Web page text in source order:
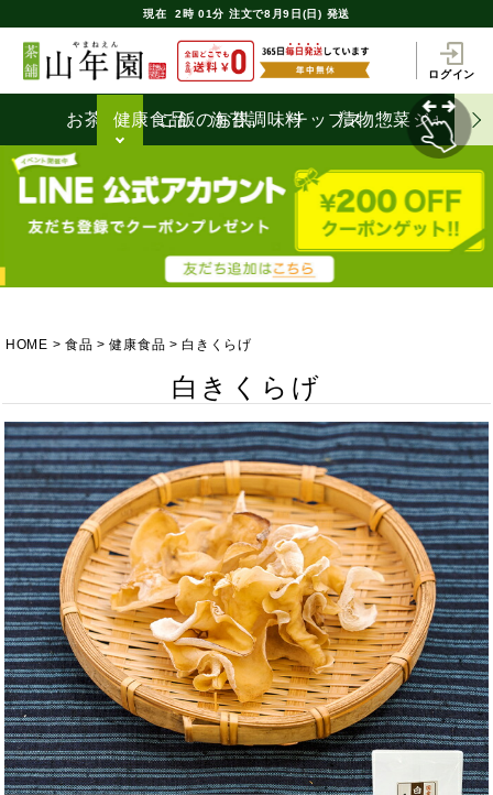
現在 2時 01分 注文で8月9日(日) 発送
ログイン
お茶うけ健康食品ご飯のお供
海苔調味料チップス
漬物惣菜 ジャム
HOME 食品 健康食品 白きくらげ
白きくらげ